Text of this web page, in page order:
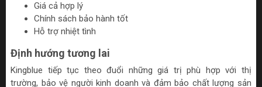
Giá cả hợp lý
Chính sách bảo hành tốt
Hỗ trợ nhiệt tình
Định hướng tương lai
Kingblue tiếp tục theo đuổi những giá trị phù hợp với thị
trường, bảo vệ người kinh doanh và đảm bảo chất lượng sản